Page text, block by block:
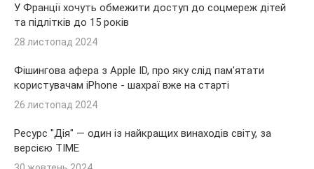
У Франції хочуть обмежити доступ до соцмереж дітей
та підлітків до 15 років
28 листопад 2024
Фішингова афера з Apple ID, про яку слід пам'ятати
користувачам iPhone - шахраї вже на старті
26 листопад 2024
Ресурс "Дія" — один із найкращих винаходів світу, за
версією TIME